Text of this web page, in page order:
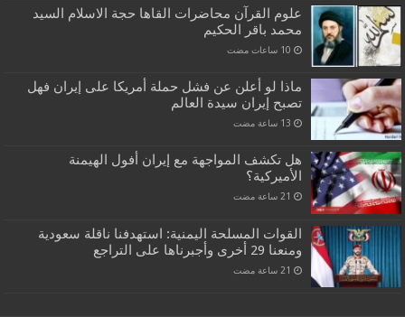
علوم القرآن محاضرات القاها حجة الاسلام السيد
محمد باقر الحكيم
ماذا لو أعلن عن فشل حملة أمريكا على إيران فهل
تصبح إيران سيدة العالم
هل تكشف المواجهة مع إيران أفول الهيمنة
الأميركية؟
القوات المسلحة اليمنية: استهدفنا ناقلة سعودية
ومنعنا 29 أخرى وأجبرناها على التراجع